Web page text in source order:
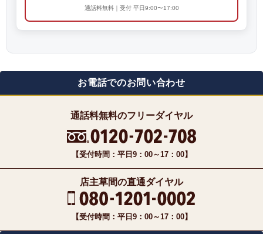
通話料無料｜受付 平日9:00〜17:00
お電話でのお問い合わせ
通話料無料のフリーダイヤル
【受付時間：平日9：00～17：00】
店主草間の直通ダイヤル
【受付時間：平日9：00～17：00】